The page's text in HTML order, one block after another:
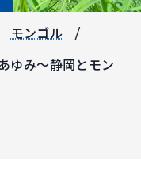
モンゴル
ゆみ～静岡とモン